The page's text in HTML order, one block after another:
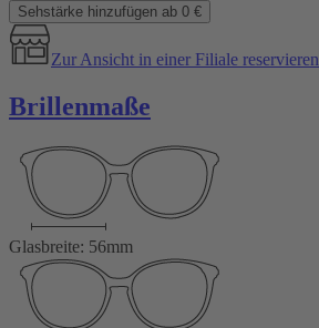
Sehstärke hinzufügen ab 0 €
Zur Ansicht in einer Filiale reservieren
Brillenmaße
Glasbreite: 56mm